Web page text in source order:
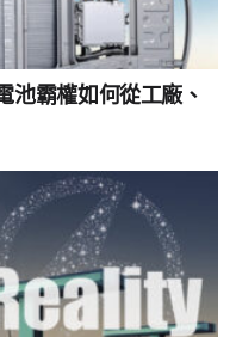
池霸權如何從工廠、